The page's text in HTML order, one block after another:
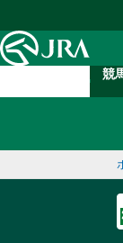
競